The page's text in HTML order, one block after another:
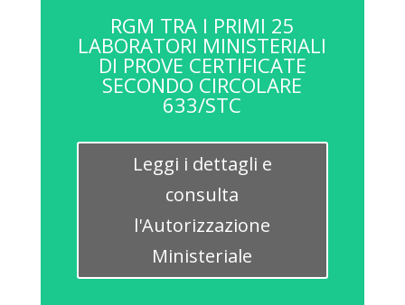
RGM TRA I PRIMI 25
LABORATORI MINISTERIALI
DI PROVE CERTIFICATE
SECONDO CIRCOLARE
633/STC
Leggi i dettagli e
consulta
l'Autorizzazione
Ministeriale